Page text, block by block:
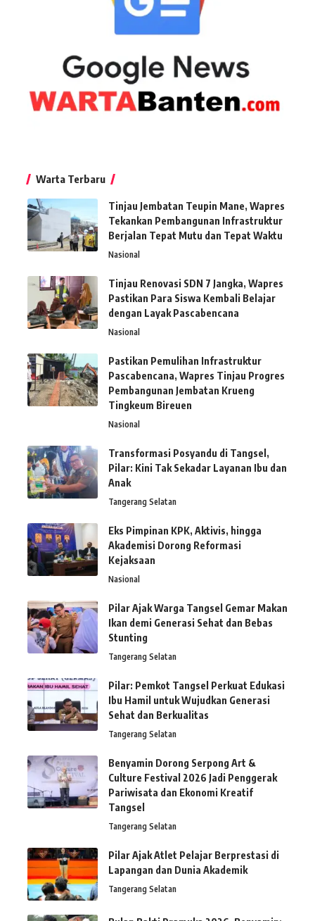
Warta Terbaru
Tinjau Jembatan Teupin Mane, Wapres
Tekankan Pembangunan Infrastruktur
Berjalan Tepat Mutu dan Tepat Waktu
Nasional
Tinjau Renovasi SDN 7 Jangka, Wapres
Pastikan Para Siswa Kembali Belajar
dengan Layak Pascabencana
Nasional
Pastikan Pemulihan Infrastruktur
Pascabencana, Wapres Tinjau Progres
Pembangunan Jembatan Krueng
Tingkeum Bireuen
Nasional
Transformasi Posyandu di Tangsel,
Pilar: Kini Tak Sekadar Layanan Ibu dan
Anak
Tangerang Selatan
Eks Pimpinan KPK, Aktivis, hingga
Akademisi Dorong Reformasi
Kejaksaan
Nasional
Pilar Ajak Warga Tangsel Gemar Makan
Ikan demi Generasi Sehat dan Bebas
Stunting
Tangerang Selatan
Pilar: Pemkot Tangsel Perkuat Edukasi
Ibu Hamil untuk Wujudkan Generasi
Sehat dan Berkualitas
Tangerang Selatan
Benyamin Dorong Serpong Art &
Culture Festival 2026 Jadi Penggerak
Pariwisata dan Ekonomi Kreatif
Tangsel
Tangerang Selatan
Pilar Ajak Atlet Pelajar Berprestasi di
Lapangan dan Dunia Akademik
Tangerang Selatan